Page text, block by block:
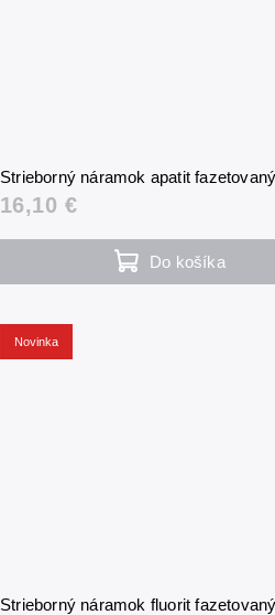
Strieborný náramok apatit
16,10 €
Do košíka
Novinka
Strieborný náramok fluorit